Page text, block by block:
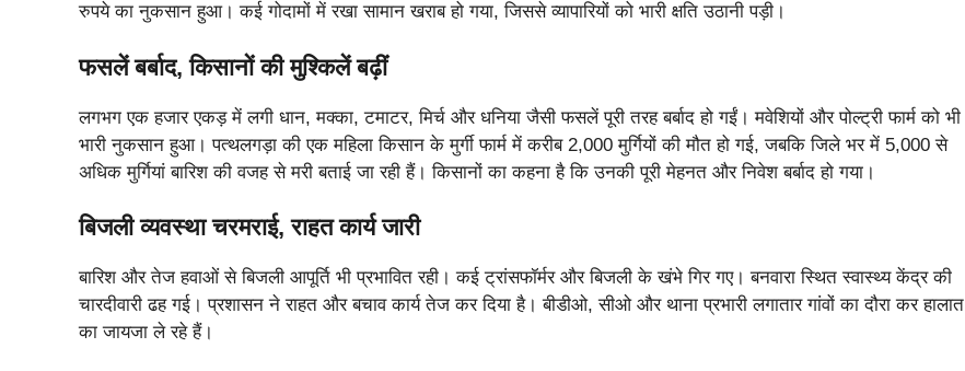
रुपये का नुकसान हुआ। कई गोदामों में रखा सामान खराब हो गया, जिससे व्यापारियों को भारी क्षति उठानी पड़ी।
फसलें बर्बाद, किसानों की मुश्किलें बढ़ीं
लगभग एक हजार एकड़ में लगी धान, मक्का, टमाटर, मिर्च और धनिया जैसी फसलें पूरी तरह बर्बाद हो गईं। मवेशियों और पोल्ट्री फार्म को भी
भारी नुकसान हुआ। पत्थलगड़ा की एक महिला किसान के मुर्गी फार्म में करीब 2,000 मुर्गियों की मौत हो गई, जबकि जिले भर में 5,000 से
अधिक मुर्गियां बारिश की वजह से मरी बताई जा रही हैं। किसानों का कहना है कि उनकी पूरी मेहनत और निवेश बर्बाद हो गया।
बिजली व्यवस्था चरमराई, राहत कार्य जारी
बारिश और तेज हवाओं से बिजली आपूर्ति भी प्रभावित रही। कई ट्रांसफॉर्मर और बिजली के खंभे गिर गए। बनवारा स्थित स्वास्थ्य केंद्र की
चारदीवारी ढह गई। प्रशासन ने राहत और बचाव कार्य तेज कर दिया है। बीडीओ, सीओ और थाना प्रभारी लगातार गांवों का दौरा कर हालात
का जायजा ले रहे हैं।